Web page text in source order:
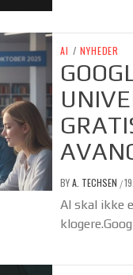
AI / NYHEDER
BYA. TECHSEN /
AI skal ikke